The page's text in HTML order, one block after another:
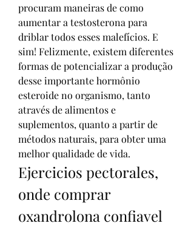
procuram maneiras de como
aumentar a testosterona para
driblar todos esses malefícios. E
sim! Felizmente, existem diferentes
formas de potencializar a produção
desse importante hormônio
esteroide no organismo, tanto
através de alimentos e
suplementos, quanto a partir de
métodos naturais, para obter uma
melhor qualidade de vida.
Ejercicios pectorales,
onde comprar
oxandrolona confiavel